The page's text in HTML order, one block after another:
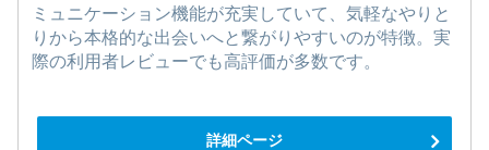
ミュニケーション機能が充実していて、気軽なやりと
りから本格的な出会いへと繋がりやすいのが特徴。実
際の利用者レビューでも高評価が多数です。
詳細ページ